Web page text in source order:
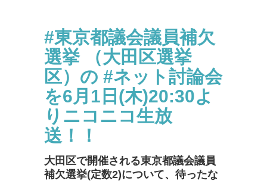
#東京都議会議員補⽋
選挙 （⼤⽥区選挙
区）の #ネット討論会
を6⽉1⽇(⽊)20:30よ
りニコニコ⽣放
送！！
⼤⽥区で開催される東京都議会議員
補⽋選挙(定数2)について、待ったな